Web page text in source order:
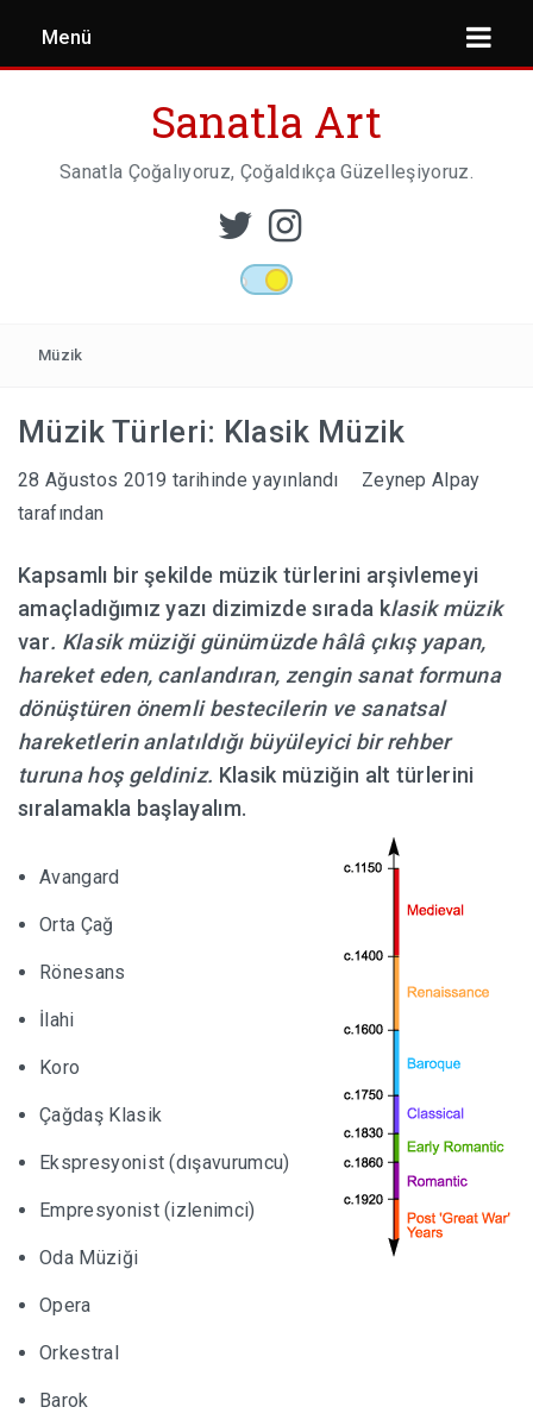
Menü
MIMARI
HABERLER
Sanatla Art
Sanatla Çoğalıyoruz, Çoğaldıkça Güzelleşiyoruz.
Müzik
Müzik Türleri: Klasik Müzik
28 Ağustos 2019 tarihinde yayınlandı
Zeynep Alpay
tarafından
Kapsamlı bir şekilde müzik türlerini arşivlemeyi
amaçladığımız yazı dizimizde sırada klasik müzik
var. Klasik müziği günümüzde hâlâ çıkış yapan,
hareket eden, canlandıran, zengin sanat formuna
dönüştüren önemli bestecilerin ve sanatsal
hareketlerin anlatıldığı büyüleyici bir rehber
turuna hoş geldiniz. Klasik müziğin alt türlerini
sıralamakla başlayalım.
Avangard
Orta Çağ
Rönesans
İlahi
Koro
Çağdaş Klasik
Ekspresyonist (dışavurumcu)
Empresyonist (izlenimci)
Oda Müziği
Opera
Orkestral
Barok